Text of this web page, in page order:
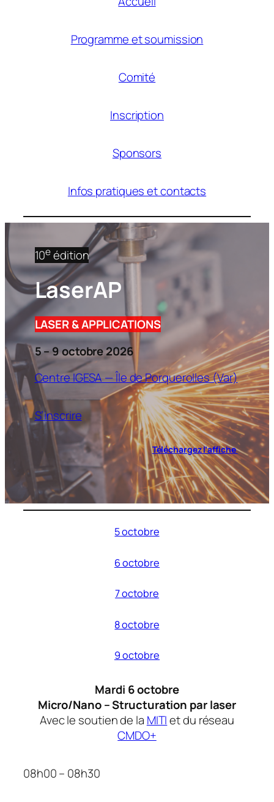
Programme et soumission
Comité
Inscription
Sponsors
Infos pratiques et contacts
10eédition
LaserAP
LASER & APPLICATIONS
5 – 9 octobre 2026
Centre IGESA — Île de Porquerolles (Var)
S’inscrire
Téléchargez l’affiche
5 octobre
6 octobre
7 octobre
8 octobre
9 octobre
Mardi 6 octobre
Micro/Nano – Structuration par laser
Avec le soutien de la MITIet du réseau
CMDO+
08h00 – 08h30